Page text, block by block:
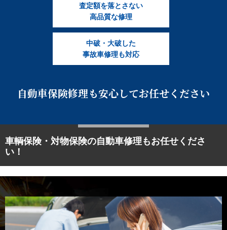
査定額を落とさない
高品質な修理
中破・大破した
事故車修理も対応
自動車保険修理も安心してお任せください
車輌保険・対物保険の自動車修理もお任せくださ
い！